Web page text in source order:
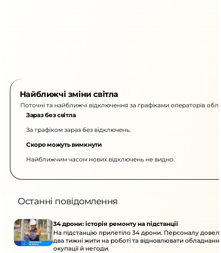
Найближчі зміни світла
Поточні та найближчі відключення за графіками операторів
Зараз без світла
За графіком зараз без відключень.
Скоро можуть вимкнути
Найближчим часом нових відключень не видно.
Останні повідомлення
34 дрони: історія ремонту на підстанції
На підстанцію прилетіло 34 дрони. Персоналу
два тижні жити на роботі та відновлювати
окупації й негоди.